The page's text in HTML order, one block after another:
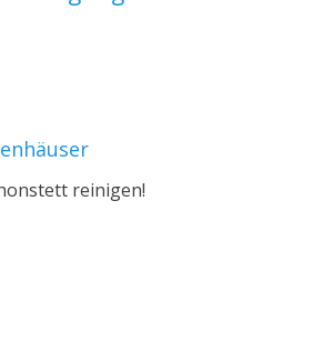
reinigen!